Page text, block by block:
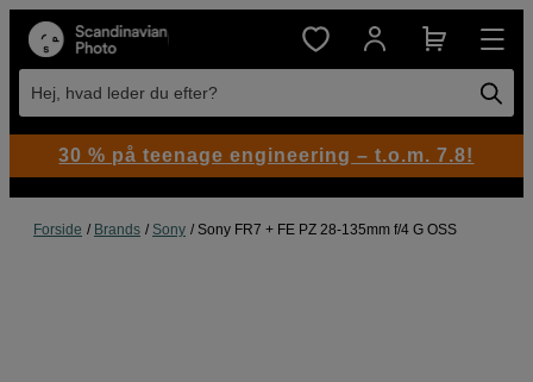
Hej, hvad leder du efter?
Forside Brands Sony Sony FR7 + FE PZ 28-135mm f/4 G OSS
30 % på teenage engineering – t.o.m. 7.8!